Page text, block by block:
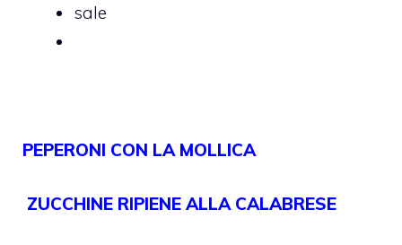
sale
PEPERONI CON LA MOLLICA
ZUCCHINE RIPIENE ALLA CALABRESE